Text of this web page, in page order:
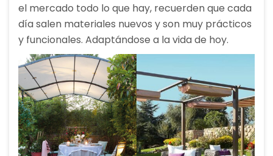
el mercado todo lo que hay, recuerden que cada
día salen materiales nuevos y son muy prácticos
y funcionales. Adaptándose a la vida de hoy.